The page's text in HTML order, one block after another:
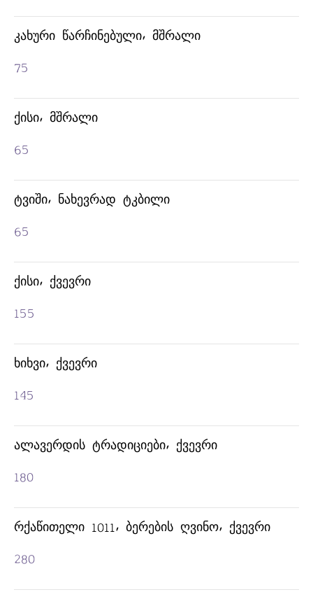
ᲙᲐᲮᲣᲠᲘ ᲬᲐᲠᲩᲘᲜᲔᲑᲣᲚᲘ, ᲛᲨᲠᲐᲚᲘ
75
ᲥᲘᲡᲘ, ᲛᲨᲠᲐᲚᲘ
65
ᲢᲕᲘᲨᲘ, ᲜᲐᲮᲔᲕᲠᲐᲓ ᲢᲙᲑᲘᲚᲘ
65
ᲥᲘᲡᲘ, ᲥᲕᲔᲕᲠᲘ
155
ᲮᲘᲮᲕᲘ, ᲥᲕᲔᲕᲠᲘ
145
ᲐᲚᲐᲕᲔᲠᲓᲘᲡ ᲢᲠᲐᲓᲘᲪᲘᲔᲑᲘ, ᲥᲕᲔᲕᲠᲘ
180
ᲠᲥᲐᲬᲘᲗᲔᲚᲘ 1011, ᲑᲔᲠᲔᲑᲘᲡ ᲦᲕᲘᲜᲝ, ᲥᲕᲔᲕᲠᲘ
280
ᲒᲐᲛᲐᲒᲠᲘᲚᲔᲑᲔᲚᲘ